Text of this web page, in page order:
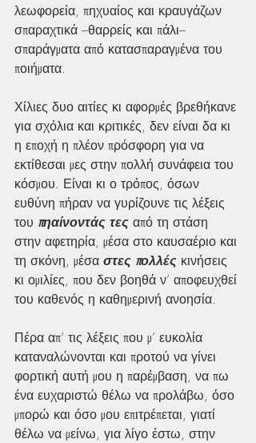
λεωφορεία, πηχυαίος και κραυγάζων
σπαραχτικά –θαρρείς και πάλι–
σπαράγματα από κατασπαραγμένα του
ποιήματα.
Χίλιες δυο αιτίες κι αφορμές βρεθήκανε
για σχόλια και κριτικές, δεν είναι δα κι
η εποχή η πλέον πρόσφορη για να
εκτίθεσαι μες στην πολλή συνάφεια του
κόσμου. Είναι κι ο τρόπος, όσων
ευθύνη πήραν να γυρίζουνε τις λέξεις
του πηαίνοντάς τες από τη στάση
στην αφετηρία, μέσα στο καυσαέριο και
τη σκόνη, μέσα στες πολλές κινήσεις
κι ομιλίες, που δεν βοηθά ν’ αποφευχθεί
του καθενός η καθημερινή ανοησία.
Πέρα απ’ τις λέξεις που μ’ ευκολία
καταναλώνονται και προτού να γίνει
φορτική αυτή μου η παρέμβαση, να πω
ένα ευχαριστώ θέλω να προλάβω, όσο
μπορώ και όσο μου επιτρέπεται, γιατί
θέλω να μείνω, για λίγο έστω, στην